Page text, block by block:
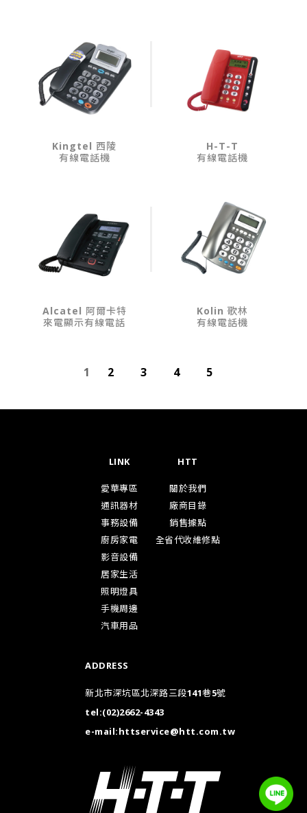
Kingtel 西陵
有線電話機
H-T-T
有線電話機
Alcatel 阿爾卡特
來電顯示有線電話
Kolin 歌林
有線電話機
1 2 3 4 5
LINK
愛華專區
通訊器材
事務設備
廚房家電
影音設備
居家生活
照明燈具
手機周邊
汽車用品
HTT
關於我們
廠商目錄
銷售據點
全省代收維修點
ADDRESS
新北市深坑區北深路三段141巷5號
tel:(02)2662-4343
e-mail:httservice@htt.com.tw